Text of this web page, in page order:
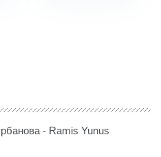
- Ramis Yunus